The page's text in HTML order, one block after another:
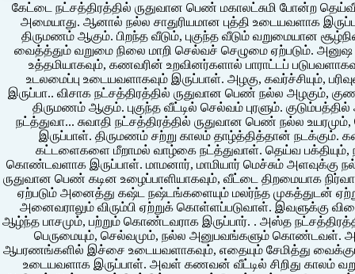
கேட்டை நட்சத்திரத்தில் ருதுவான பெண் மகாலட்சுமி போன்ற
அமையாது. ஆனால் நல்ல சாதுரியமான புத்தி உடையவளாக
திருமணம் ஆகும். பிறந்த வீடும், புகுந்த வீடும் வறுமையான
வைத்த்தும் வறுமை நிலை மாறி செல்வச் செழுமை ஏற்படும்.
உத்தமியாகவும், கணவரின் உறவினர்களால் பாராட்டப்
உடலமைப்பு உடையவளாகவும் இருப்பாள். அழகு, கவர்ச்சியும்,
இருப்பா.. விசாக நட்சத்திரத்தில் ருதுவான பெண் நல்ல அழகும்,
திருமணம் ஆகும். புகுந்த வீட்டில் செல்வம் புரளும்.
நட்த்துவா... சுவாதி நட்சத்திரத்தில் ருதுவான பெண் நல்ல
இருப்பாள். திருமணம் சற்று காலம் தாழ்த்தித்தான்
கட்டளைகளை மீறாமல் வாழ்கை நட்த்துவாள். தெய்வ பக்தியும்,
கொண்டவளாக இருப்பாள். மாமனார், மாமியார் மெச்சும் அளவுக்கு
ருதுவான பெண் கடின உழைப்பாளியாகவும், வீட்டை திறமையாக
ஏற்படும் அனைத்து கஷ்ட நஷ்டங்களையும் மலர்ந்த முகத்துடன்
அனைவராலும் விரும்பி ஏற்றுக் கொள்ளப்படுவாள். இவளுக்கு
ஆழ்ந்த பாசமும், பற்றும் கொண்டவராக இருப்பார். . அஸ்த
பெருமையும், செல்வமும், நல்ல அனுபவங்களும் கொண்டவள்.
ஆபரணங்களில் இச்சை உடையவளாகவும், எதையும் சேமித்து
உடையவளாக இருப்பாள். அவள் கணவன் வீட்டில் சிறிது காலம்